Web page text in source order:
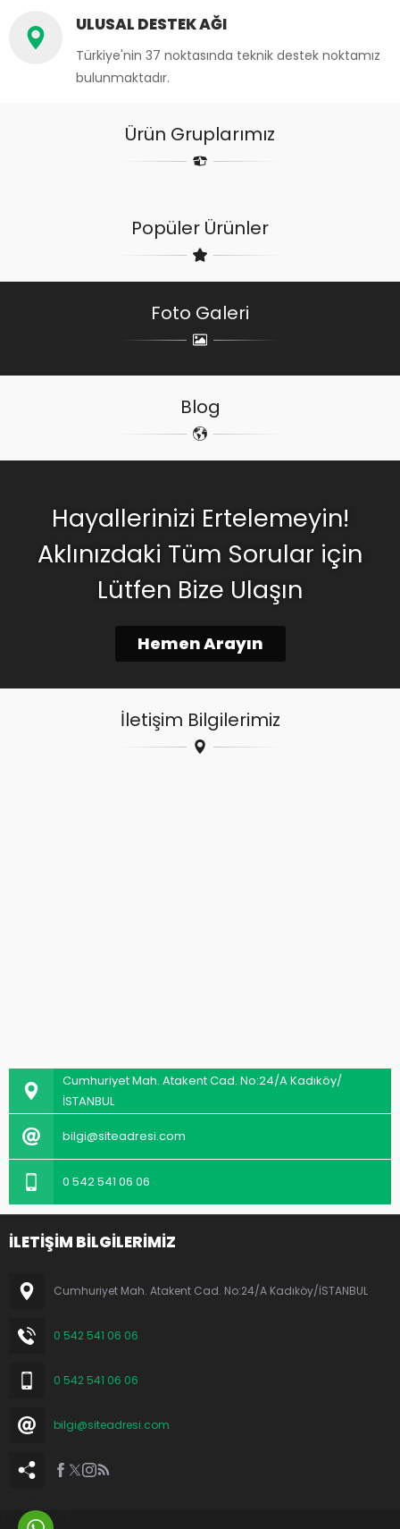
ULUSAL DESTEK AĞI
Türkiye'nin 37 noktasında teknik destek noktamız
bulunmaktadır.
Ürün Gruplarımız
Popüler Ürünler
Foto Galeri
Blog
Hayallerinizi Ertelemeyin!
Aklınızdaki Tüm Sorular için
Lütfen Bize Ulaşın
Hemen Arayın
İletişim Bilgilerimiz
Cumhuriyet Mah. Atakent Cad. No:24/A Kadıköy/
İSTANBUL
bilgi@siteadresi.com
0 542 541 06 06
İLETİŞİM BİLGİLERİMİZ
Cumhuriyet Mah. Atakent Cad. No:24/A Kadıköy/İSTANBUL
0 542 541 06 06
0 542 541 06 06
bilgi@siteadresi.com